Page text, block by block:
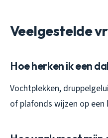
Veelgestelde
Hoe herken ik een
Vochtplekken,
of plafonds wijzen op een